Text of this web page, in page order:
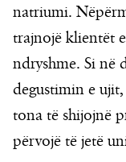
natriumi.
trajnojë klientët
ndryshme. Si në
degustimin e
tona të shijojnë
përvojë të jetë